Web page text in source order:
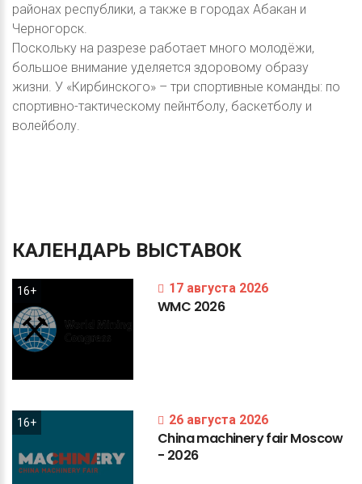
районах республики, а также в городах Абакан и
Черногорск.
Поскольку на разрезе работает много молодёжи,
большое внимание уделяется здоровому образу
жизни. У «Кирбинского» – три спортивные команды: по
спортивно-тактическому пейнтболу, баскетболу и
волейболу.
КАЛЕНДАРЬ ВЫСТАВОК
16+ 17 августа 2026
WMC 2026
16+ 26 августа 2026
ChinamachineryfairMoscow
- 2026